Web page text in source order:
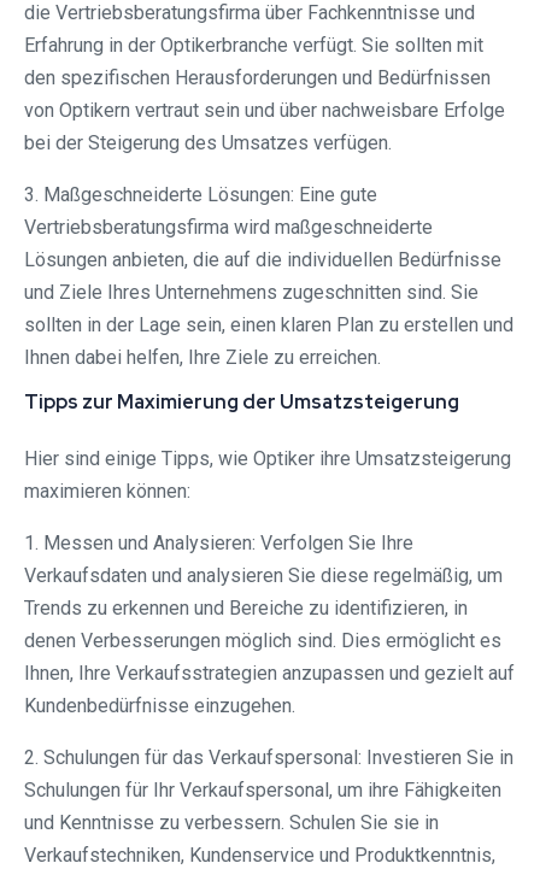
die Vertriebsberatungsfirma über Fachkenntnisse und
Erfahrung in der Optikerbranche verfügt. Sie sollten mit
den spezifischen Herausforderungen und Bedürfnissen
von Optikern vertraut sein und über nachweisbare Erfolge
bei der Steigerung des Umsatzes verfügen.
3. Maßgeschneiderte Lösungen: Eine gute
Vertriebsberatungsfirma wird maßgeschneiderte
Lösungen anbieten, die auf die individuellen Bedürfnisse
und Ziele Ihres Unternehmens zugeschnitten sind. Sie
sollten in der Lage sein, einen klaren Plan zu erstellen und
Ihnen dabei helfen, Ihre Ziele zu erreichen.
Tipps zur Maximierung der Umsatzsteigerung
Hier sind einige Tipps, wie Optiker ihre Umsatzsteigerung
maximieren können:
1. Messen und Analysieren: Verfolgen Sie Ihre
Verkaufsdaten und analysieren Sie diese regelmäßig, um
Trends zu erkennen und Bereiche zu identifizieren, in
denen Verbesserungen möglich sind. Dies ermöglicht es
Ihnen, Ihre Verkaufsstrategien anzupassen und gezielt auf
Kundenbedürfnisse einzugehen.
2. Schulungen für das Verkaufspersonal: Investieren Sie in
Schulungen für Ihr Verkaufspersonal, um ihre Fähigkeiten
und Kenntnisse zu verbessern. Schulen Sie sie in
Verkaufstechniken, Kundenservice und Produktkenntnis,